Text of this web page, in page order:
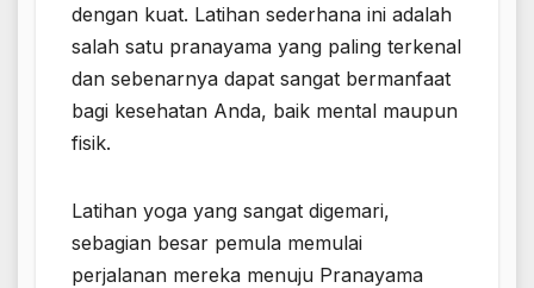
dengan kuat. Latihan sederhana ini adalah
salah satu pranayama yang paling terkenal
dan sebenarnya dapat sangat bermanfaat
bagi kesehatan Anda, baik mental maupun
fisik.
Latihan yoga yang sangat digemari,
sebagian besar pemula memulai
perjalanan mereka menuju Pranayama